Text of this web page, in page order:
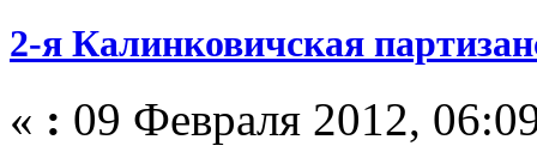
2-я Калинковичская
« : 09 Февраля 2012,